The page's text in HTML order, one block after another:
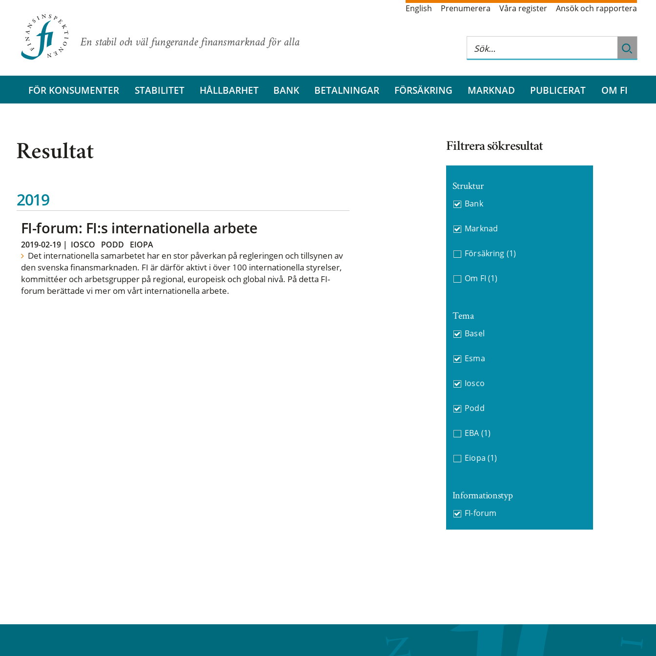
En stabil och väl fungerande finansmarknad för alla
English Prenumerera Våra register Ansök och rapportera
FÖR KONSUMENTER STABILITET HÅLLBARHET BANK BETALNINGAR FÖRSÄKRING MARKNAD PUBLICERAT OM FI
Resultat
2019
FI-forum: FI:s internationella arbete
2019-02-19| IOSCO PODD EIOPA
Det internationella samarbetet har en stor påverkan på regleringen och tillsynen av
den svenska finansmarknaden. FI är därför aktivt i över 100 internationella styrelser,
kommittéer och arbetsgrupper på regional, europeisk och global nivå. På detta FI-
forum berättade vi mer om vårt internationella arbete.
Filtrera sökresultat
Struktur
Bank
Marknad
Försäkring (1)
Om FI (1)
Tema
Basel
Esma
Iosco
Podd
EBA (1)
Eiopa (1)
Informationstyp
FI-forum